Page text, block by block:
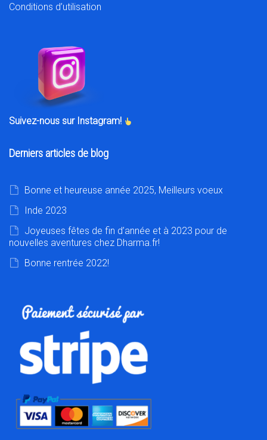
Conditions d’utilisation
Suivez-nous sur Instagram!
Derniers articles de blog
Bonne et heureuse année 2025, Meilleurs voeux
Inde 2023
Joyeuses fêtes de fin d’année et à 2023 pour de
nouvelles aventures chez Dharma.fr!
Bonne rentrée 2022!